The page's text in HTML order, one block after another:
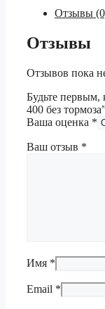
Отзывы
Отзывы
Отзывов пока
Будьте первым,
400 без
Ваша оценка *
Ваш отзыв *
Имя *
Email *